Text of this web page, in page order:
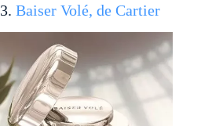
3. Baiser Volé, de Cartier